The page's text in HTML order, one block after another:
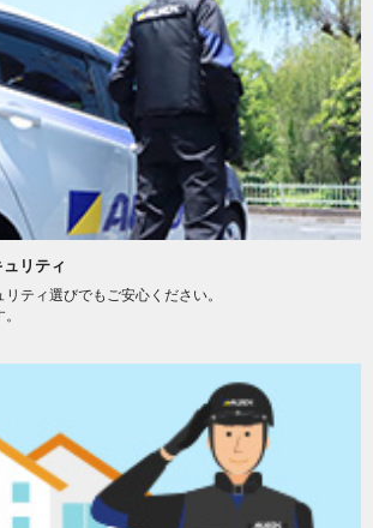
リティ
ティ選びでもご安心ください。